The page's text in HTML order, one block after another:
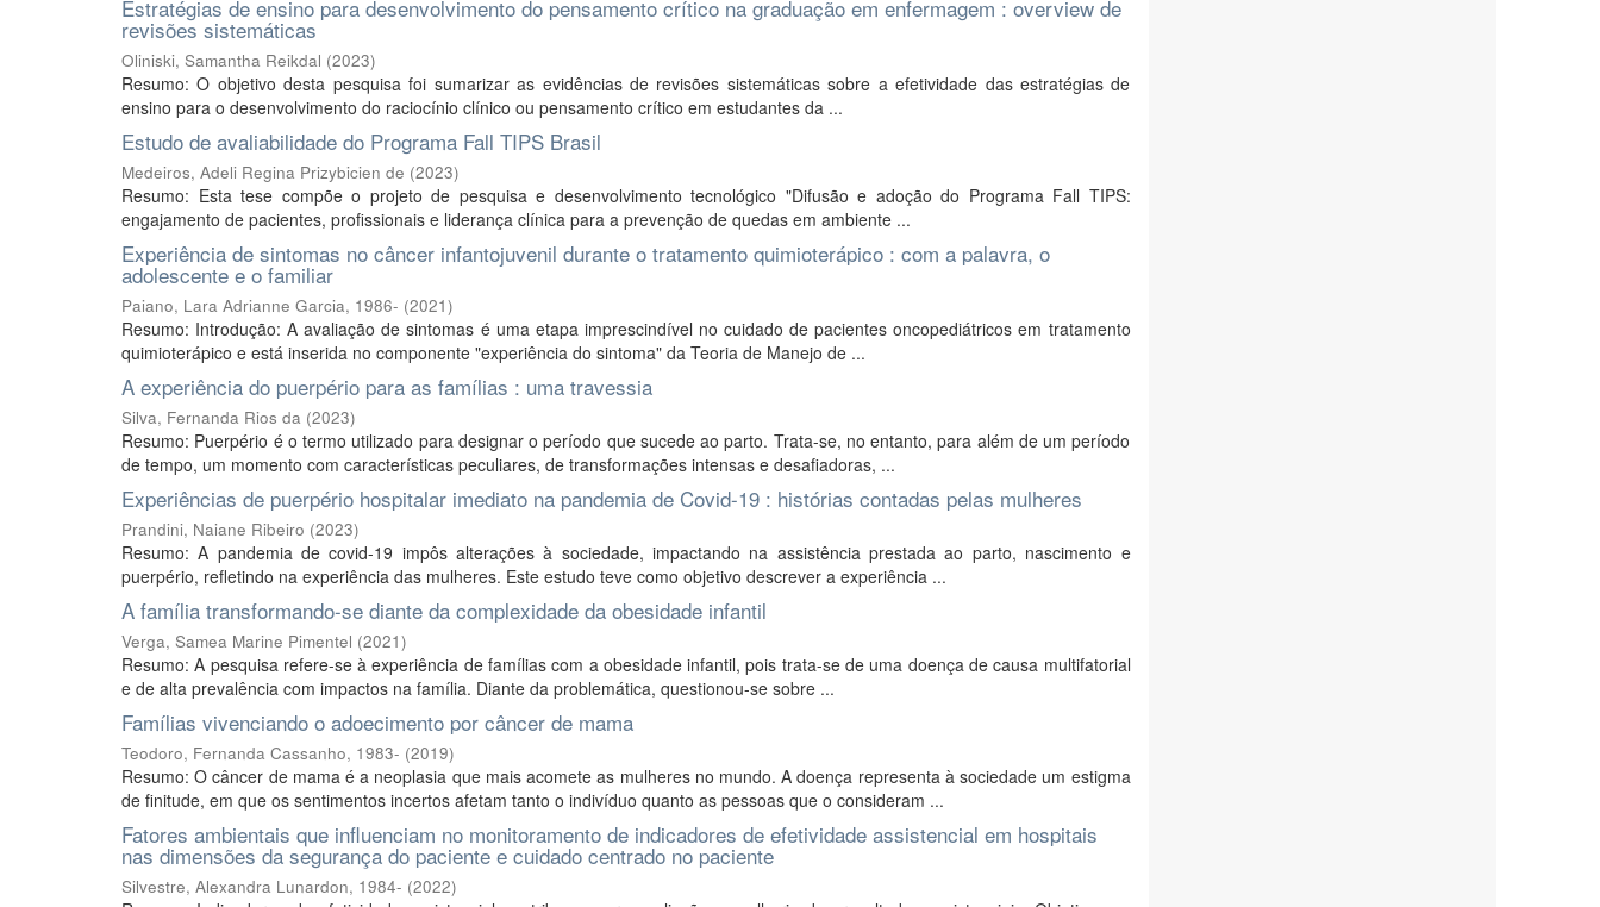
Estratégias de ensino para desenvolvimento do pensamento crítico na graduação em enfermagem : overview de
revisões sistemáticas
Oliniski, Samantha Reikdal (2023)
Resumo: O objetivo desta pesquisa foi sumarizar as evidências de revisões sistemáticas sobre a efetividade das estratégias de
ensino para o desenvolvimento do raciocínio clínico ou pensamento crítico em estudantes da ...
Estudo de avaliabilidade do Programa Fall TIPS Brasil
Medeiros, Adeli Regina Prizybicien de (2023)
Resumo: Esta tese compõe o projeto de pesquisa e desenvolvimento tecnológico "Difusão e adoção do Programa Fall TIPS:
engajamento de pacientes, profissionais e liderança clínica para a prevenção de quedas em ambiente ...
Experiência de sintomas no câncer infantojuvenil durante o tratamento quimioterápico : com a palavra, o
adolescente e o familiar
Paiano, Lara Adrianne Garcia, 1986- (2021)
Resumo: Introdução: A avaliação de sintomas é uma etapa imprescindível no cuidado de pacientes oncopediátricos em tratamento
quimioterápico e está inserida no componente "experiência do sintoma" da Teoria de Manejo de ...
A experiência do puerpério para as famílias : uma travessia
Silva, Fernanda Rios da (2023)
Resumo: Puerpério é o termo utilizado para designar o período que sucede ao parto. Trata-se, no entanto, para além de um período
de tempo, um momento com características peculiares, de transformações intensas e desafiadoras, ...
Experiências de puerpério hospitalar imediato na pandemia de Covid-19 : histórias contadas pelas mulheres
Prandini, Naiane Ribeiro (2023)
Resumo: A pandemia de covid-19 impôs alterações à sociedade, impactando na assistência prestada ao parto, nascimento e
puerpério, refletindo na experiência das mulheres. Este estudo teve como objetivo descrever a experiência ...
A família transformando-se diante da complexidade da obesidade infantil
Verga, Samea Marine Pimentel (2021)
Resumo: A pesquisa refere-se à experiência de famílias com a obesidade infantil, pois trata-se de uma doença de causa multifatorial
e de alta prevalência com impactos na família. Diante da problemática, questionou-se sobre ...
Famílias vivenciando o adoecimento por câncer de mama
Teodoro, Fernanda Cassanho, 1983- (2019)
Resumo: O câncer de mama é a neoplasia que mais acomete as mulheres no mundo. A doença representa à sociedade um estigma
de finitude, em que os sentimentos incertos afetam tanto o indivíduo quanto as pessoas que o consideram ...
Fatores ambientais que influenciam no monitoramento de indicadores de efetividade assistencial em hospitais
nas dimensões da segurança do paciente e cuidado centrado no paciente
Silvestre, Alexandra Lunardon, 1984- (2022)